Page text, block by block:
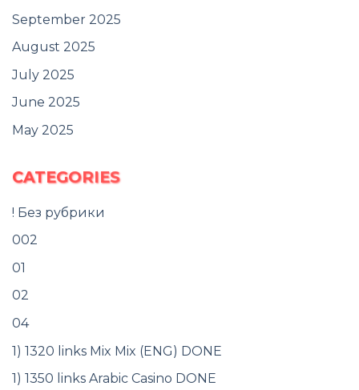
September 2025
August 2025
July 2025
June 2025
May 2025
CATEGORIES
! Без рубрики
002
01
02
04
1) 1320 links Mix Mix (ENG) DONE
1) 1350 links Arabic Casino DONE